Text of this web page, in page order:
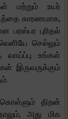
மற்றும் உயர்
காரணமாக,
புரிதல்
செல்லும்
வாய்ப்பு உங்கள்
இருவருக்கும்
திறன்
அது மிக